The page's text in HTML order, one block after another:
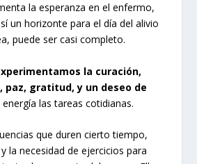
la esperanza en el enfermo,
un horizonte para el día del alivio
puede ser casi completo.
la curación,
paz, gratitud, y un deseo de
las tareas cotidianas.
que duren cierto tiempo,
la necesidad de ejercicios para